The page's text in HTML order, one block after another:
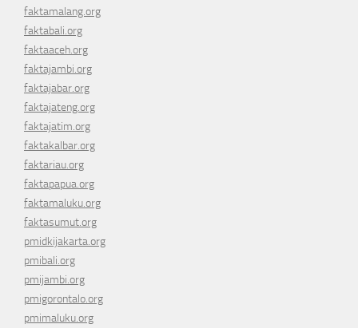
faktamalang.org
faktabali.org
faktaaceh.org
faktajambi.org
faktajabar.org
faktajateng.org
faktajatim.org
faktakalbar.org
faktariau.org
faktapapua.org
faktamaluku.org
faktasumut.org
pmidkijakarta.org
pmibali.org
pmijambi.org
pmigorontalo.org
pmimaluku.org